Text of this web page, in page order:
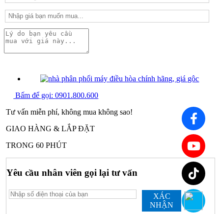
Bấm để gọi:0901.800.600
Tư vấn miễn phí, không mua không sao!
GIAO HÀNG & LẮP ĐẶT
TRONG 60 PHÚT
Yêu cầu nhân viên gọi lại tư vấn
XÁC
NHẬN